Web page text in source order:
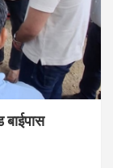
बाईपास